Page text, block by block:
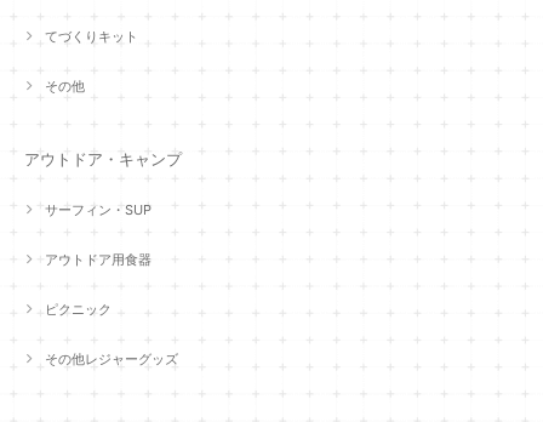
てづくりキット
その他
アウトドア・キャンプ
サーフィン・SUP
アウトドア用食器
ピクニック
その他レジャーグッズ